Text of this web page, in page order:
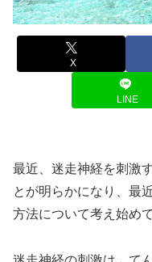
X
LINE
最近、迷走神経を刺激
とが明らかになり、最
方法について考え始め